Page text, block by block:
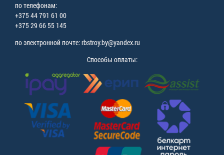
по телефонам:
+375 44 791 61 00
+375 29 66 55 145
по электронной почте: rbstroy.by@yandex.ru
Способы оплаты: